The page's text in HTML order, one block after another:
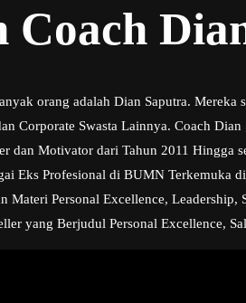
Coach
orang adalah Dian Saputra.
Corporate Swasta Lainnya. Coach
dan Motivator dari Tahun 2011 Hingga
Eks Profesional di BUMN Terkemuka
Materi Personal Excellence,
yang Berjudul Personal Excellence,